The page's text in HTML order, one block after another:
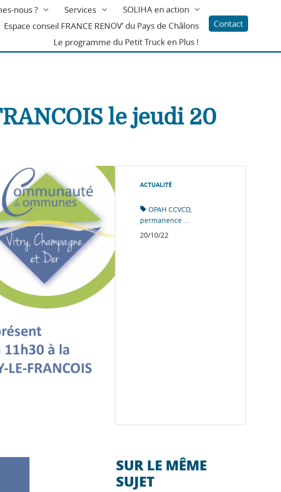
nous ? Services
SOLIHA en action
Espace conseil FRANCE RENOV’ du Pays de Châlons
Le programme du Petit Truck en Plus !
Contact
le jeudi 20
ACTUALITÉ
OPAH CCVCD
permanence ...
20/10/22
SUR LE MÊME
SUJET